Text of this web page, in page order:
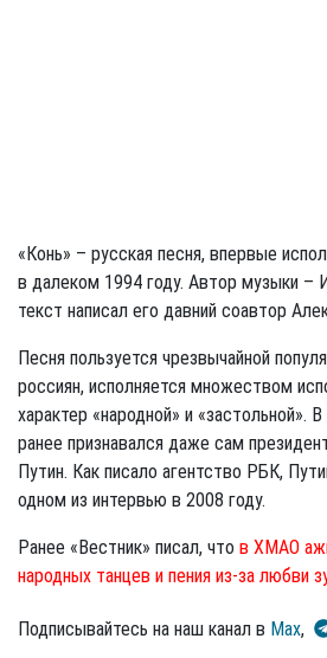
«Конь» – русская песня, впервые
в далеком 1994 году. Автор музыки –
текст написал его давний соавтор
Песня пользуется чрезвычайной
россиян, исполняется множеством
характер «народной» и «застольной».
ранее признавался даже сам
Путин. Как писало агентство РБК,
одном из интервью в 2008 году.
Ранее «Вестник» писал, что в ХМАО
народных танцев и пения из-за любви
Подписывайтесь на наш канал в Max,